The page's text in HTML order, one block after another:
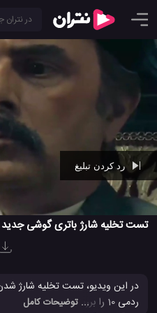
00:34
تست تخلیه شارژ باتری گوشی جدید ردمی 10
در این ویدیو، تست تخلیه شارژ
ردمی 10 را بررسی می کنیم. در
... توضیحات کامل